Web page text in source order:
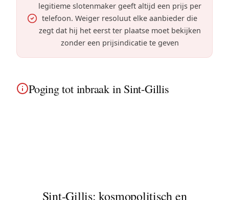
legitieme slotenmaker geeft altijd een prijs per
telefoon. Weiger resoluut elke aanbieder die
zegt dat hij het eerst ter plaatse moet bekijken
zonder een prijsindicatie te geven
Poging tot inbraak in Sint-Gillis
Sint-Gillis: kosmopolitisch en